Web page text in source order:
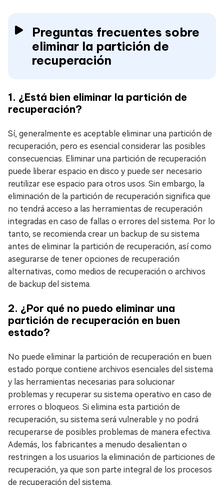
Preguntas frecuentes sobre
eliminar la partición de
recuperación
1. ¿Está bien eliminar la partición de
recuperación?
Sí, generalmente es aceptable eliminar una partición de
recuperación, pero es esencial considerar las posibles
consecuencias. Eliminar una partición de recuperación
puede liberar espacio en disco y puede ser necesario
reutilizar ese espacio para otros usos. Sin embargo, la
eliminación de la partición de recuperación significa que
no tendrá acceso a las herramientas de recuperación
integradas en caso de fallas o errores del sistema. Por lo
tanto, se recomienda crear un backup de su sistema
antes de eliminar la partición de recuperación, así como
asegurarse de tener opciones de recuperación
alternativas, como medios de recuperación o archivos
de backup del sistema.
2. ¿Por qué no puedo eliminar una
partición de recuperación en buen
estado?
No puede eliminar la partición de recuperación en buen
estado porque contiene archivos esenciales del sistema
y las herramientas necesarias para solucionar
problemas y recuperar su sistema operativo en caso de
errores o bloqueos. Si elimina esta partición de
recuperación, su sistema será vulnerable y no podrá
recuperarse de posibles problemas de manera efectiva.
Además, los fabricantes a menudo desalientan o
restringen a los usuarios la eliminación de particiones de
recuperación, ya que son parte integral de los procesos
de recuperación del sistema.